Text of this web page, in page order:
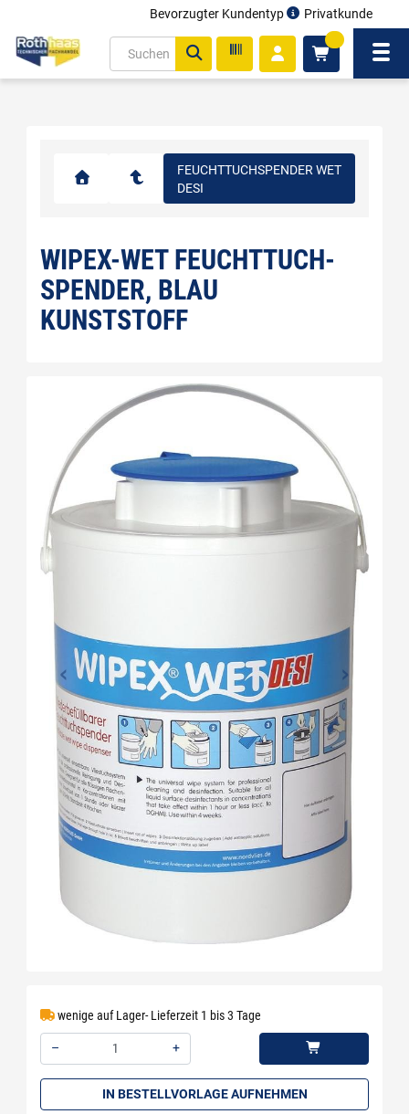
Bevorzugter Kundentyp Privatkunde
FEUCHTTUCHSPENDER WET
DESI
WIPEX-WET FEUCHTTUCH-
SPENDER, BLAU
KUNSTSTOFF
wenige auf Lager- Lieferzeit 1 bis 3 Tage
–
+
IN BESTELLVORLAGE AUFNEHMEN